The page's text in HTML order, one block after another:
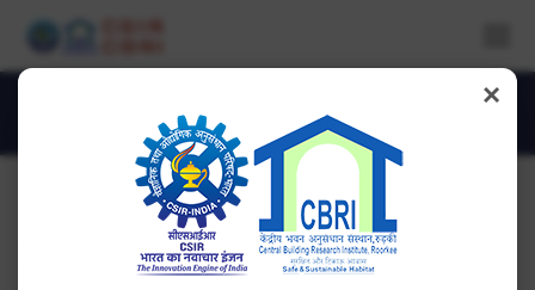
DSC_3125-1024×684
You are here:
×